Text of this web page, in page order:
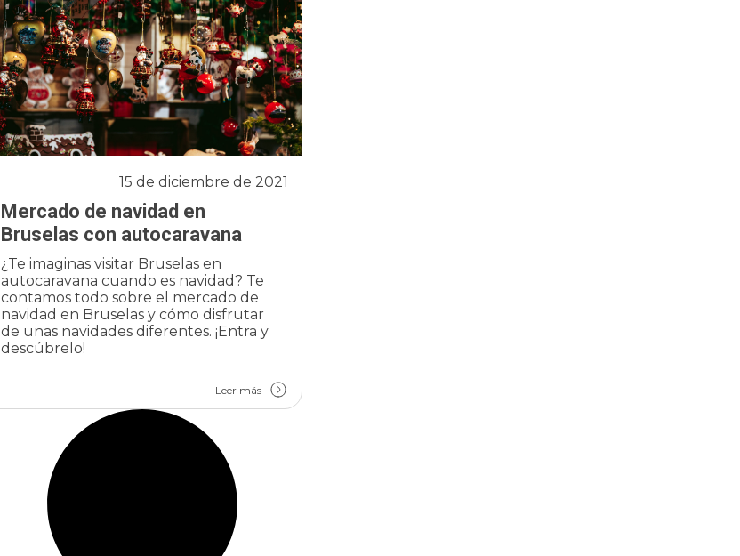
Mercado de navidad en
Bruselas con autocaravana
15 de diciembre de 2021
¿Te imaginas visitar Bruselas en
autocaravana cuando es navidad? Te
contamos todo sobre el mercado de
navidad en Bruselas y cómo disfrutar
de unas navidades diferentes. ¡Entra y
descúbrelo!
Leer más